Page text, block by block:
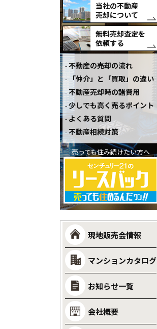
当社の不動産
売却について
無料売却査定を
依頼する
不動産の売却の流れ
「仲介」と「買取」の違い
不動産売却時の諸費用
少しでも高く売るポイント
よくある質問
不動産相続対策
売っても住み続けたい方へ
現地販売会情報
マンションカタログ
お知らせ一覧
会社概要